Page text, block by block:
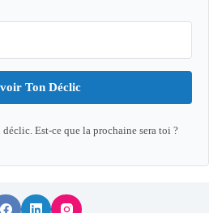
Ton Déclic
Est-ce que la prochaine sera toi ?